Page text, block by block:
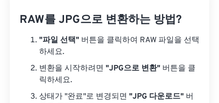
RAW를 JPG으로 변환하는 방법?
"파일 선택" 버튼을 클릭하여 RAW 파일을 선택
하세요.
변환을 시작하려면 "JPG으로 변환" 버튼을 클
릭하세요.
상태가 "완료"로 변경되면 "JPG 다운로드" 버